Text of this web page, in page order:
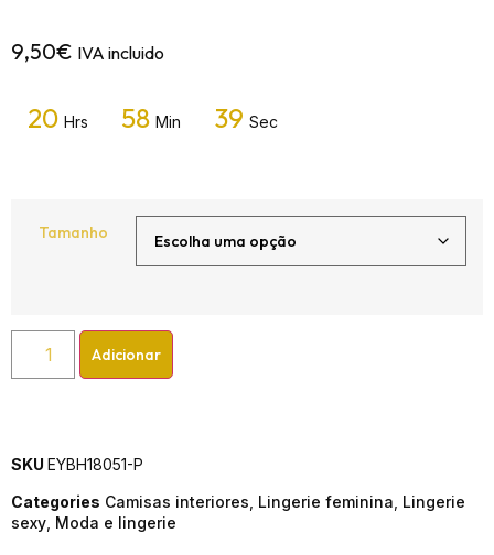
9,50€ IVA incluido
20 Hrs 58 Min 39 Sec
Tamanho
Adicionar
SKU EYBH18051-P
Categories Camisas interiores Lingerie feminina Lingerie
sexy Moda e lingerie